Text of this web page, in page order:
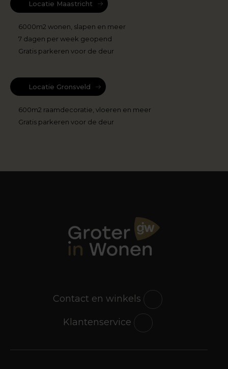
Locatie Maastricht
6000m2 wonen, slapen en meer
7 dagen per week geopend
Gratis parkeren voor de deur
Locatie Gronsveld
600m2 raamdecoratie, vloeren en meer
Gratis parkeren voor de deur
Contact en winkels
Klantenservice